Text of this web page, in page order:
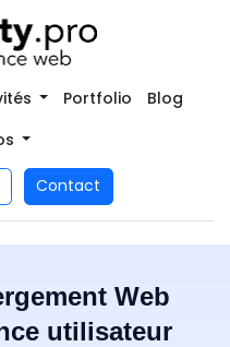
Portfolio
Blog
Contact
Web
utilisateur